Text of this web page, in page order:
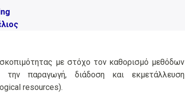
με στόχο τον καθορισμό μεθόδων
παραγωγή, διάδοση και εκμετάλλευση
resources).